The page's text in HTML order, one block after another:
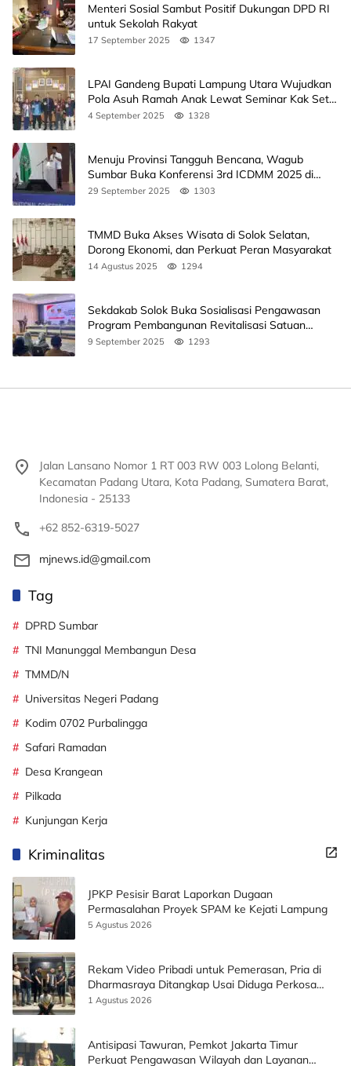
Menteri Sosial Sambut Positif Dukungan DPD RI
untuk Sekolah Rakyat
17 September 2025 1347
LPAI Gandeng Bupati Lampung Utara Wujudkan
Pola Asuh Ramah Anak Lewat Seminar Kak Seto,
Ini Jadwalnya
4 September 2025 1328
Menuju Provinsi Tangguh Bencana, Wagub
Sumbar Buka Konferensi 3rd ICDMM 2025 di
Unand
29 September 2025 1303
TMMD Buka Akses Wisata di Solok Selatan,
Dorong Ekonomi, dan Perkuat Peran Masyarakat
14 Agustus 2025 1294
Sekdakab Solok Buka Sosialisasi Pengawasan
Program Pembangunan Revitalisasi Satuan
Pendidikan
9 September 2025 1293
Jalan Lansano Nomor 1 RT 003 RW 003 Lolong Belanti,
Kecamatan Padang Utara, Kota Padang, Sumatera Barat,
Indonesia - 25133
+62 852-6319-5027
mjnews.id@gmail.com
Tag
DPRD Sumbar
TNI Manunggal Membangun Desa
TMMD/N
Universitas Negeri Padang
Kodim 0702 Purbalingga
Safari Ramadan
Desa Krangean
Pilkada
Kunjungan Kerja
Kriminalitas
JPKP Pesisir Barat Laporkan Dugaan
Permasalahan Proyek SPAM ke Kejati Lampung
5 Agustus 2026
Rekam Video Pribadi untuk Pemerasan, Pria di
Dharmasraya Ditangkap Usai Diduga Perkosa
Korban
1 Agustus 2026
Antisipasi Tawuran, Pemkot Jakarta Timur
Perkuat Pengawasan Wilayah dan Layanan